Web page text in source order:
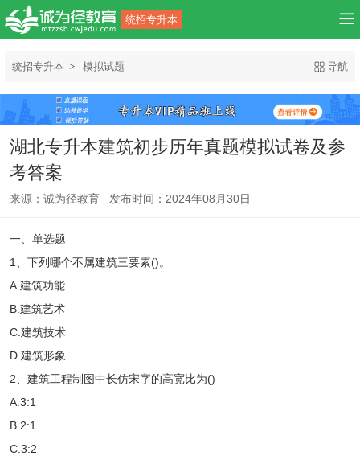
统招专升本
统招专升本 模拟试题 导航
湖北专升本建筑初步历年真题模拟试卷及参
考答案
来源：诚为径教育 发布时间：2024年08月30日
一、单选题
1、下列哪个不属建筑三要素()。
A.建筑功能
B.建筑艺术
C.建筑技术
D.建筑形象
2、建筑工程制图中长仿宋字的高宽比为()
A.3:1
B.2:1
C.3:2